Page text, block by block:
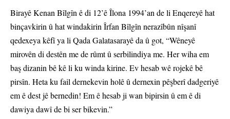
Birayê Kenan Bîlgîn ê di 12’ê Îlona 1994’an de li Enqereyê hat
binçavkirin û hat windakirin Îrfan Bîlgîn nerazîbûn nîşanî
qedexeya kêfî ya li Qada Galatasarayê da û got, “Wêneyê
mirovên di destên me de rûmt û serbilindiya me. Her wiha em
baş dizanin bê kê li ku winda kirine. Ev hesab wê rojekê bê
pirsîn. Heta ku fail dernekevin holê û dernexin pêşberî dadgeriyê
em ê dest jê bernedin! Em ê hesab ji wan bipirsin û em ê di
dawiya dawî de bi ser bikevin.”